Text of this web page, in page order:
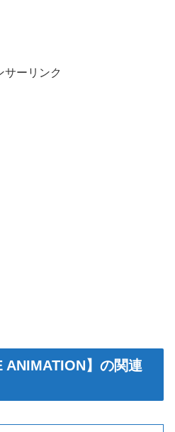
サーリンク
ANIMATION】の関連